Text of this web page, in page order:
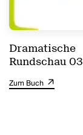
Dramatische
Rundschau 03
Zum Buch